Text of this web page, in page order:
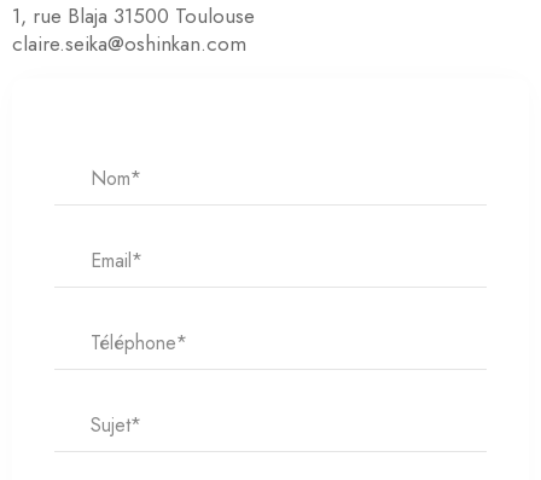
1, rue Blaja 31500 Toulouse
claire.seika@oshinkan.com